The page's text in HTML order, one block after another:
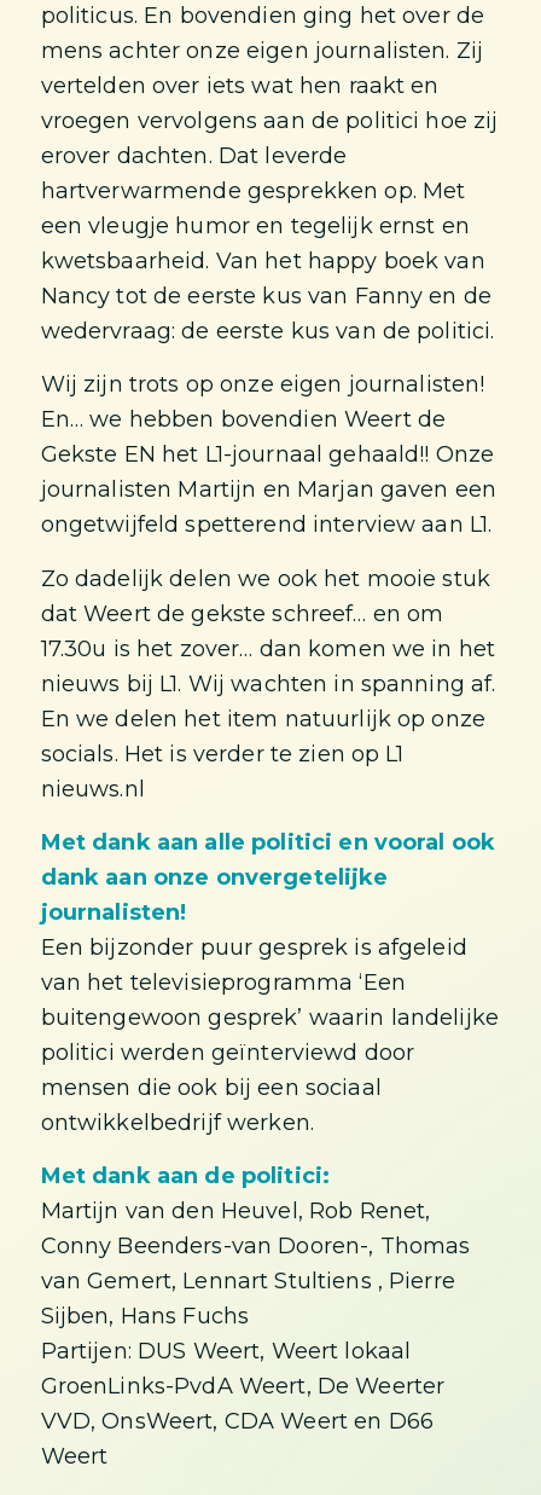
politicus. En bovendien ging het over de
mens achter onze eigen journalisten. Zij
vertelden over iets wat hen raakt en
vroegen vervolgens aan de politici hoe zij
erover dachten. Dat leverde
hartverwarmende gesprekken op. Met
een vleugje humor en tegelijk ernst en
kwetsbaarheid. Van het happy boek van
Nancy tot de eerste kus van Fanny en de
wedervraag: de eerste kus van de politici.
Wij zijn trots op onze eigen journalisten!
En… we hebben bovendien Weert de
Gekste EN het L1-journaal gehaald!! Onze
journalisten Martijn en Marjan gaven een
ongetwijfeld spetterend interview aan L1.
Zo dadelijk delen we ook het mooie stuk
dat Weert de gekste schreef… en om
17.30u is het zover… dan komen we in het
nieuws bij L1. Wij wachten in spanning af.
En we delen het item natuurlijk op onze
socials. Het is verder te zien op L1
nieuws.nl
Met dank aan alle politici en vooral ook
dank aan onze onvergetelijke
journalisten!
Een bijzonder puur gesprek is afgeleid
van het televisieprogramma ‘Een
buitengewoon gesprek’ waarin landelijke
politici werden geïnterviewd door
mensen die ook bij een sociaal
ontwikkelbedrijf werken.
Met dank aan de politici:
Martijn van den Heuvel, Rob Renet,
Conny Beenders-van Dooren-, Thomas
van Gemert, Lennart Stultiens , Pierre
Sijben, Hans Fuchs
Partijen: DUS Weert, Weert lokaal
GroenLinks-PvdA Weert, De Weerter
VVD, OnsWeert, CDA Weert en D66
Weert